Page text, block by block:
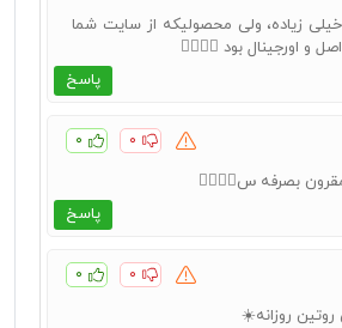
پاسخ
زیاده، ولی محصولیکه از سایت شما
و اورجینال بود 👍🏻👍🏻
۰ ۰
پاسخ
بصرفه س👍🏻👍🏻
۰ ۰
روتین روزانه☀️